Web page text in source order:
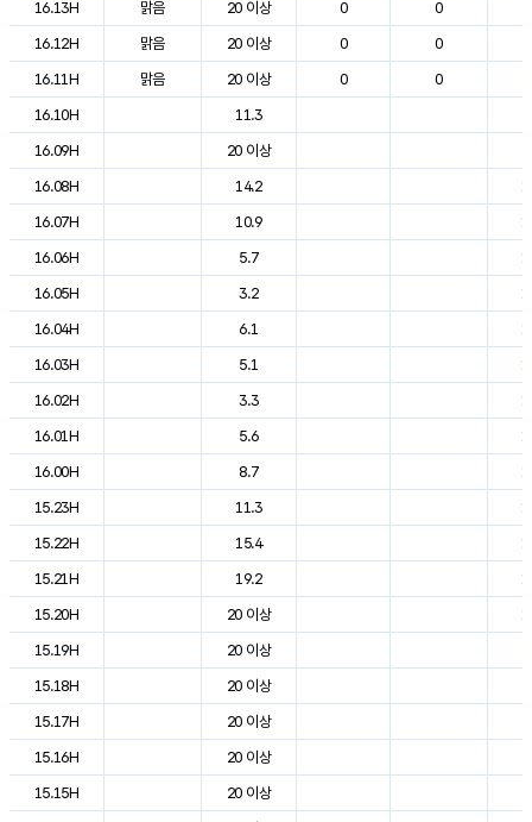
16.13H
맑음 20 이상 0 0
16.12H
맑음 20 이상 0 0
16.11H
맑음 20 이상 0 0
16.10H
11.3
16.09H
20 이상
16.08H
14.2
16.07H
10.9
16.06H
5.7
16.05H
3.2
16.04H
6.1
16.03H
5.1
16.02H
3.3
16.01H
5.6
16.00H
8.7
15.23H
11.3
15.22H
15.4
15.21H
19.2
15.20H
20 이상
15.19H
20 이상
15.18H
20 이상
15.17H
20 이상
15.16H
20 이상
15.15H
20 이상